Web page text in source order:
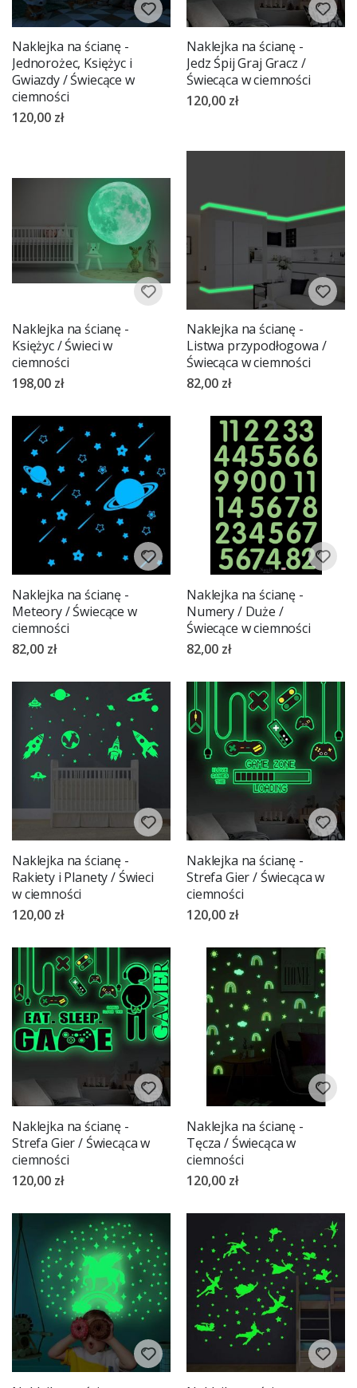
Naklejka na ścianę -
Jednorożec, Księżyc i
Gwiazdy / Świecące w
ciemności
120,00 zł
Naklejka na ścianę -
Jedz Śpij Graj Gracz /
Świecąca w ciemności
120,00 zł
Naklejka na ścianę -
Księżyc / Świeci w
ciemności
198,00 zł
Naklejka na ścianę -
Listwa przypodłogowa /
Świecąca w ciemności
82,00 zł
Naklejka na ścianę -
Meteory / Świecące w
ciemności
82,00 zł
Naklejka na ścianę -
Numery / Duże /
Świecące w ciemności
82,00 zł
Naklejka na ścianę -
Rakiety i Planety / Świeci
w ciemności
120,00 zł
Naklejka na ścianę -
Strefa Gier / Świecąca w
ciemności
120,00 zł
Naklejka na ścianę -
Strefa Gier / Świecąca w
ciemności
120,00 zł
Naklejka na ścianę -
Tęcza / Świecąca w
ciemności
120,00 zł